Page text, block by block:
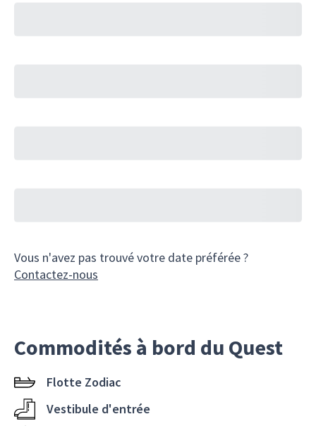
Vous n'avez pas trouvé votre date préférée ?
Contactez-nous
Commodités à bord du Quest
Flotte Zodiac
Vestibule d'entrée